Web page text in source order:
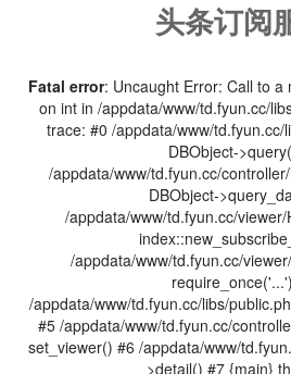
头条订阅
Fatal error: Uncaught Error: Call to
on int in /appdata/www/td.fyun.cc/
trace: #0 /appdata/www/
DBObject-
/appdata/www/td.fyun.cc/
DBObject-
/appdata/www/td.fyun.cc/
/appdata/www/td.fyun.cc/
/appdata/www/td.fyun.cc/libs/
#5 /appdata/www/td.fyun.cc/
set_viewer() #6 /appdata/www/
>detail() #7 {main}